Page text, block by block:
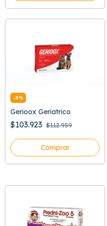
-8%
Gerioox Geriatrico
$103.923 $112.959
Comprar